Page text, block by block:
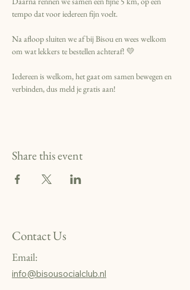
tempo dat voor iedereen fijn voelt.
Na afloop sluiten we af bij Bisou en wees welkom
om wat lekkers te bestellen achteraf! 💛
Iedereen is welkom, het gaat om samen bewegen en
verbinden, dus meld je gratis aan!
Share this event
Contact Us
Email:
info@bisousocialclub.nl